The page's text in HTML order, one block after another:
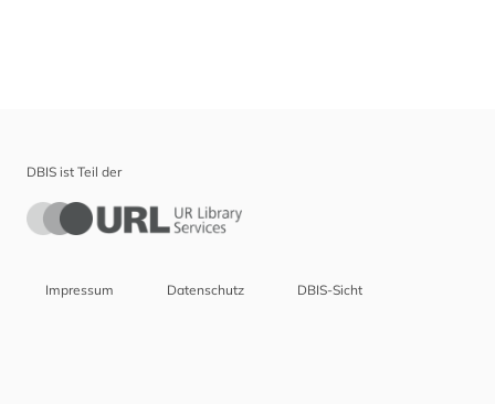
DBIS ist Teil der
Impressum Datenschutz DBIS-Sicht